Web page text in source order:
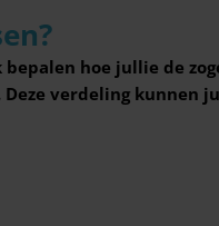
hoe jullie de
verdeling kunnen